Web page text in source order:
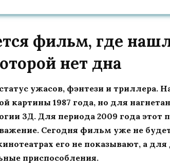
фильм, где
нет дна
ужасов, фэнтези и триллера.
картины 1987 года, но для
3Д. Для периода 2009 года этот
Сегодня фильм уже не
его не показывают, а
приспособления.